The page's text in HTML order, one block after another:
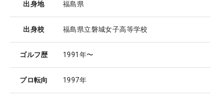
出身地 福島県
出身校 福島県立磐城女子高等学校
ゴルフ歴 1991年〜
プロ転向 1997年